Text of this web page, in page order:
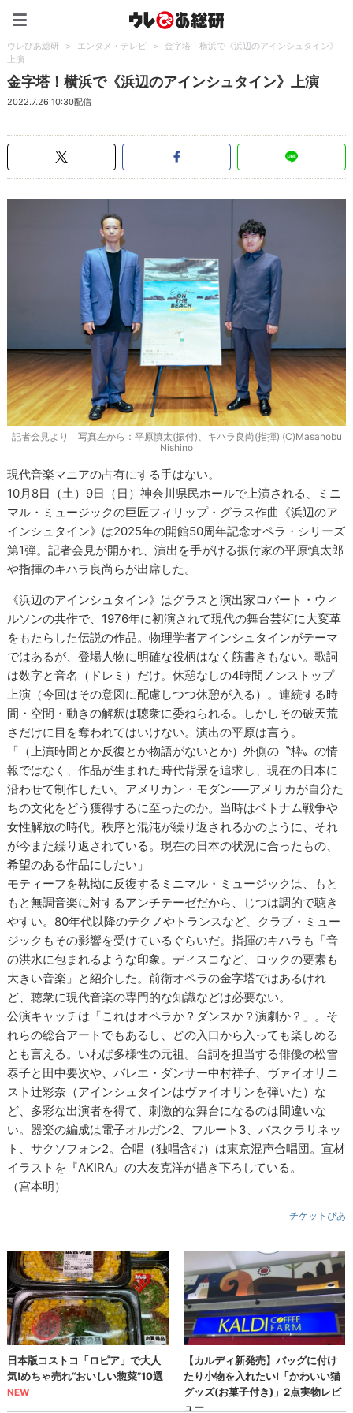
ウレぴあ総研 > エンタメ・テレビ >
金字塔！横浜で《浜辺のアインシュタイン》
上演
金字塔！横浜で《浜辺のアインシュタイン》上演
2022.7.26 10:30配信
記者会見より 写真左から：平原慎太(振付)、キハラ良尚(指揮) (C)Masanobu
Nishino
現代音楽マニアの占有にする手はない。
10月8日（土）9日（日）神奈川県民ホールで上演される、ミニ
マル・ミュージックの巨匠フィリップ・グラス作曲《浜辺のア
インシュタイン》は2025年の開館50周年記念オペラ・シリーズ
第1弾。記者会見が開かれ、演出を手がける振付家の平原慎太郎
や指揮のキハラ良尚らが出席した。
《浜辺のアインシュタイン》はグラスと演出家ロバート・ウィ
ルソンの共作で、1976年に初演されて現代の舞台芸術に大変革
をもたらした伝説の作品。物理学者アインシュタインがテーマ
ではあるが、登場人物に明確な役柄はなく筋書きもない。歌詞
は数字と音名（ドレミ）だけ。休憩なしの4時間ノンストップ
上演（今回はその意図に配慮しつつ休憩が入る）。連続する時
間・空間・動きの解釈は聴衆に委ねられる。しかしその破天荒
さだけに目を奪われてはいけない。演出の平原は言う。
「（上演時間とか反復とか物語がないとか）外側の〝枠〟の情
報ではなく、作品が生まれた時代背景を追求し、現在の日本に
沿わせて制作したい。アメリカン・モダン──アメリカが自分た
ちの文化をどう獲得するに至ったのか。当時はベトナム戦争や
女性解放の時代。秩序と混沌が繰り返されるかのように、それ
が今また繰り返されている。現在の日本の状況に合ったもの、
希望のある作品にしたい」
モティーフを執拗に反復するミニマル・ミュージックは、もと
もと無調音楽に対するアンチテーゼだから、じつは調的で聴き
やすい。80年代以降のテクノやトランスなど、クラブ・ミュー
ジックもその影響を受けているぐらいだ。指揮のキハラも「音
の洪水に包まれるような印象。ディスコなど、ロックの要素も
大きい音楽」と紹介した。前衛オペラの金字塔ではあるけれ
ど、聴衆に現代音楽の専門的な知識などは必要ない。
公演キャッチは「これはオペラか？ダンスか？演劇か？」。そ
れらの総合アートでもあるし、どの入口から入っても楽しめる
とも言える。いわば多様性の元祖。台詞を担当する俳優の松雪
泰子と田中要次や、バレエ・ダンサー中村祥子、ヴァイオリニ
スト辻彩奈（アインシュタインはヴァイオリンを弾いた）な
ど、多彩な出演者を得て、刺激的な舞台になるのは間違いな
い。器楽の編成は電子オルガン2、フルート3、バスクラリネッ
ト、サクソフォン2。合唱（独唱含む）は東京混声合唱団。宣材
イラストを『AKIRA』の大友克洋が描き下ろしている。
（宮本明）
チケットぴあ